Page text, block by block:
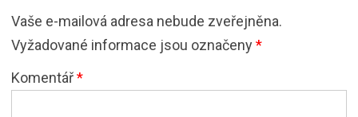
Vaše e-mailová adresa nebude zveřejněna.
Vyžadované informace jsou označeny*
Komentář*